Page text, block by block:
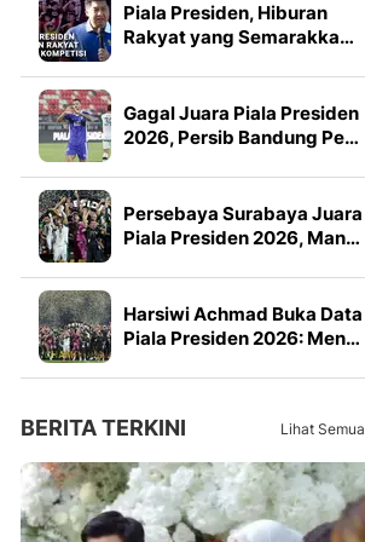
Piala Presiden, Hiburan
Rakyat yang Semarakka…
Gagal Juara Piala Presiden
2026, Persib Bandung Pe…
Persebaya Surabaya Juara
Piala Presiden 2026, Man…
Harsiwi Achmad Buka Data
Piala Presiden 2026: Men…
BERITA TERKINI Lihat Semua